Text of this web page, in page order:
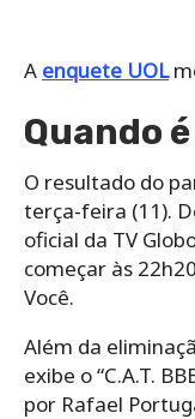
A enquete UOL
Quando
O resultado do
terça-feira (11).
oficial da TV
começar às
Você.
Além da
exibe o “C.A.T.
por Rafael